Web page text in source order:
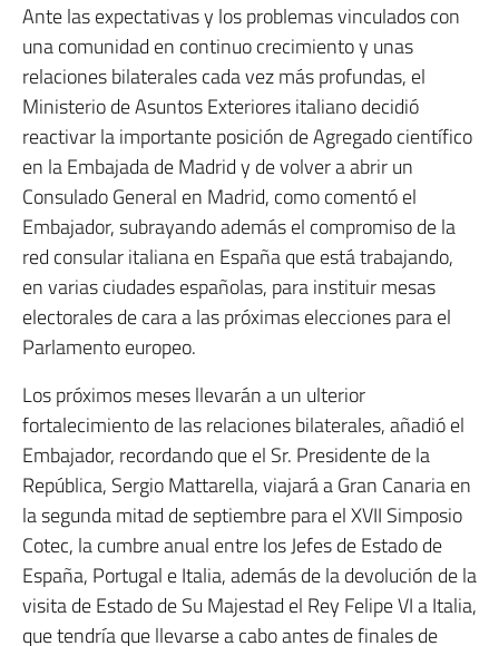
Ante las expectativas y los problemas vinculados con
una comunidad en continuo crecimiento y unas
relaciones bilaterales cada vez más profundas, el
Ministerio de Asuntos Exteriores italiano decidió
reactivar la importante posición de Agregado científico
en la Embajada de Madrid y de volver a abrir un
Consulado General en Madrid, como comentó el
Embajador, subrayando además el compromiso de la
red consular italiana en España que está trabajando,
en varias ciudades españolas, para instituir mesas
electorales de cara a las próximas elecciones para el
Parlamento europeo.
Los próximos meses llevarán a un ulterior
fortalecimiento de las relaciones bilaterales, añadió el
Embajador, recordando que el Sr. Presidente de la
República, Sergio Mattarella, viajará a Gran Canaria en
la segunda mitad de septiembre para el XVII Simposio
Cotec, la cumbre anual entre los Jefes de Estado de
España, Portugal e Italia, además de la devolución de la
visita de Estado de Su Majestad el Rey Felipe VI a Italia,
que tendría que llevarse a cabo antes de finales de